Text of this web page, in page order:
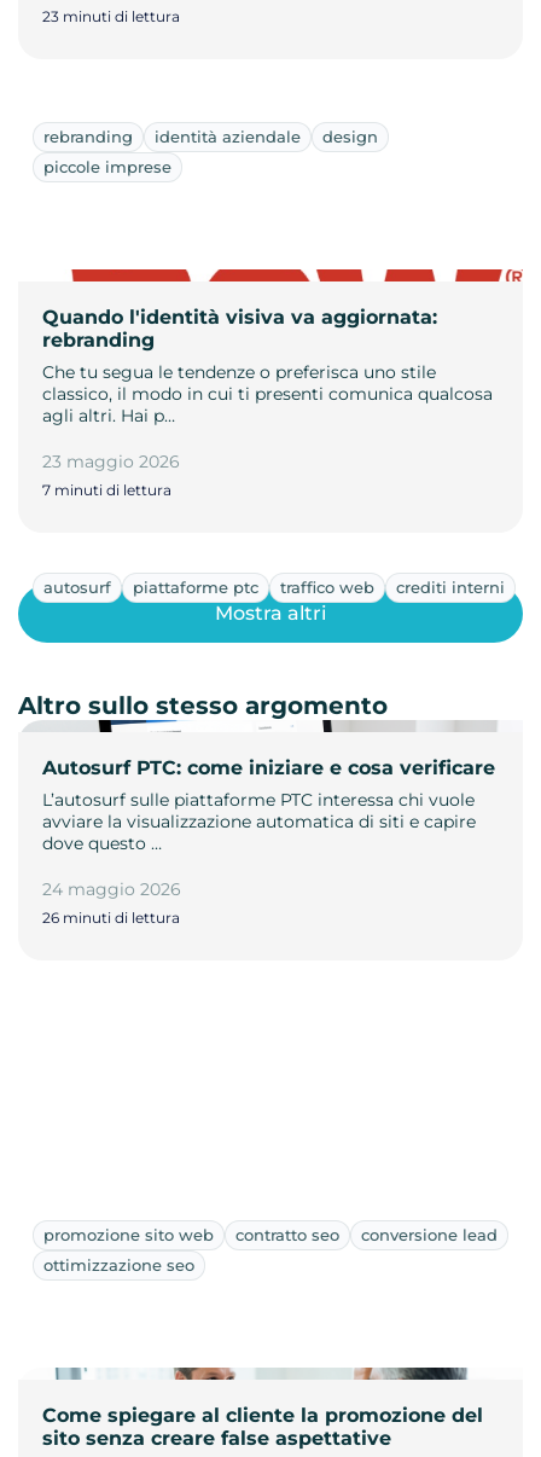
23 minuti di lettura
rebranding identità aziendale
design
piccole imprese
Quando l'identità visiva va aggiornata:
rebranding
Che tu segua le tendenze o preferisca uno stile
classico, il modo in cui ti presenti comunica qualcosa
agli altri. Hai p…
23 maggio 2026
7 minuti di lettura
autosurf piattaforme ptc traffico web crediti interni
Autosurf PTC: come iniziare e cosa verificare
L’autosurf sulle piattaforme PTC interessa chi vuole
avviare la visualizzazione automatica di siti e capire
dove questo …
24 maggio 2026
26 minuti di lettura
Mostra altri
Altro sullo stesso argomento
promozione sito web contratto seo
conversione lead
ottimizzazione seo
Come spiegare al cliente la promozione del
sito senza creare false aspettative